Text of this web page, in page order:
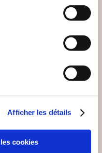
Afficher les détails
cookies
UNE ADOPTION